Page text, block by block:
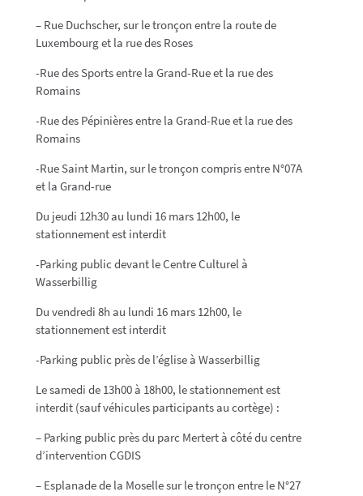
– Rue Duchscher, sur le tronçon entre la route de
Luxembourg et la rue des Roses
-Rue des Sports entre la Grand-Rue et la rue des
Romains
-Rue des Pépinières entre la Grand-Rue et la rue des
Romains
-Rue Saint Martin, sur le tronçon compris entre N°07A
et la Grand-rue
Du jeudi 12h30 au lundi 16 mars 12h00, le
stationnement est interdit
-Parking public devant le Centre Culturel à
Wasserbillig
Du vendredi 8h au lundi 16 mars 12h00, le
stationnement est interdit
-Parking public près de l’église à Wasserbillig
Le samedi de 13h00 à 18h00, le stationnement est
interdit (sauf véhicules participants au cortège) :
– Parking public près du parc Mertert à côté du centre
d’intervention CGDIS
– Esplanade de la Moselle sur le tronçon entre le N°27